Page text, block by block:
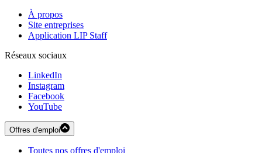
À propos
Site entreprises
Application LIP Staff
Réseaux sociaux
LinkedIn
Instagram
Facebook
YouTube
Offres d'emploi
Toutes nos offres d'emploi